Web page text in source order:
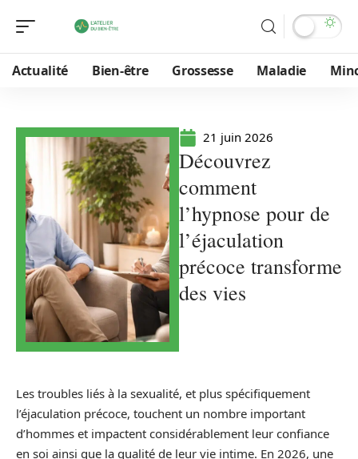
Actualité Bien-être Grossesse Maladie
21 juin 2026
Découvrez
comment
l’hypnose pour de
l’éjaculation
précoce transforme
des vies
Les troubles liés à la sexualité, et plus spécifiquement
l’éjaculation précoce, touchent un nombre important
d’hommes et impactent considérablement leur confiance
en soi ainsi que la qualité de leur vie intime. En 2026, une